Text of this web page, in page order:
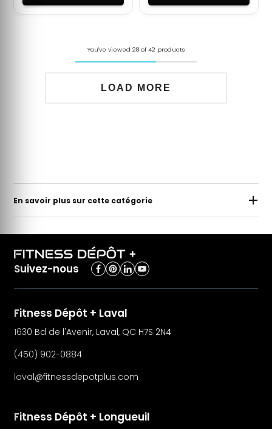
You've viewed 28 of 42 products
LOAD MORE
En savoir plus sur cette catégorie
Suivez-nous
Fitness Dépôt + Laval
1630 Bd de l'Avenir, Laval, QC H7S 2N4
(450) 902-0884
laval@fitnessdepotplus.com
Fitness Dépôt + Longueuil